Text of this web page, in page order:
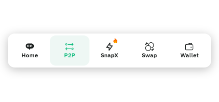
Home P2P SnapX Swap Wallet